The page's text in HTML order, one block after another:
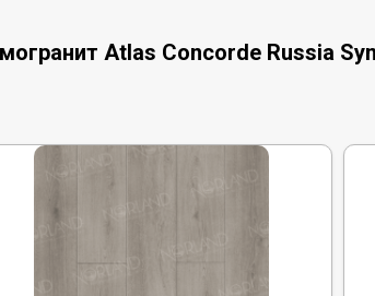
Atlas Concorde Russia